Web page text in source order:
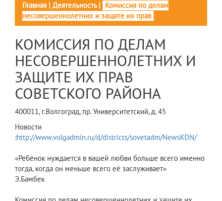
Главная | Деятельность| Комиссия по делам
несовершеннолетних и защите их прав
КОМИССИЯ ПО ДЕЛАМ
НЕСОВЕРШЕННОЛЕТНИХ И
ЗАЩИТЕ ИХ ПРАВ
СОВЕТСКОГО РАЙОНА
400011, г.Волгоград, пр. Университетский, д. 45
Новости
:http://www.volgadmin.ru/d/districts/sovetadm/NewsKDN/
«Ребёнок нуждается в вашей любви больше всего именно
тогда, когда он меньше всего её заслуживает»
Э.Бамбек